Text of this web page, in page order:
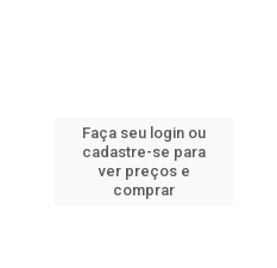
Faça seu login ou
cadastre-se para
ver preços e
comprar